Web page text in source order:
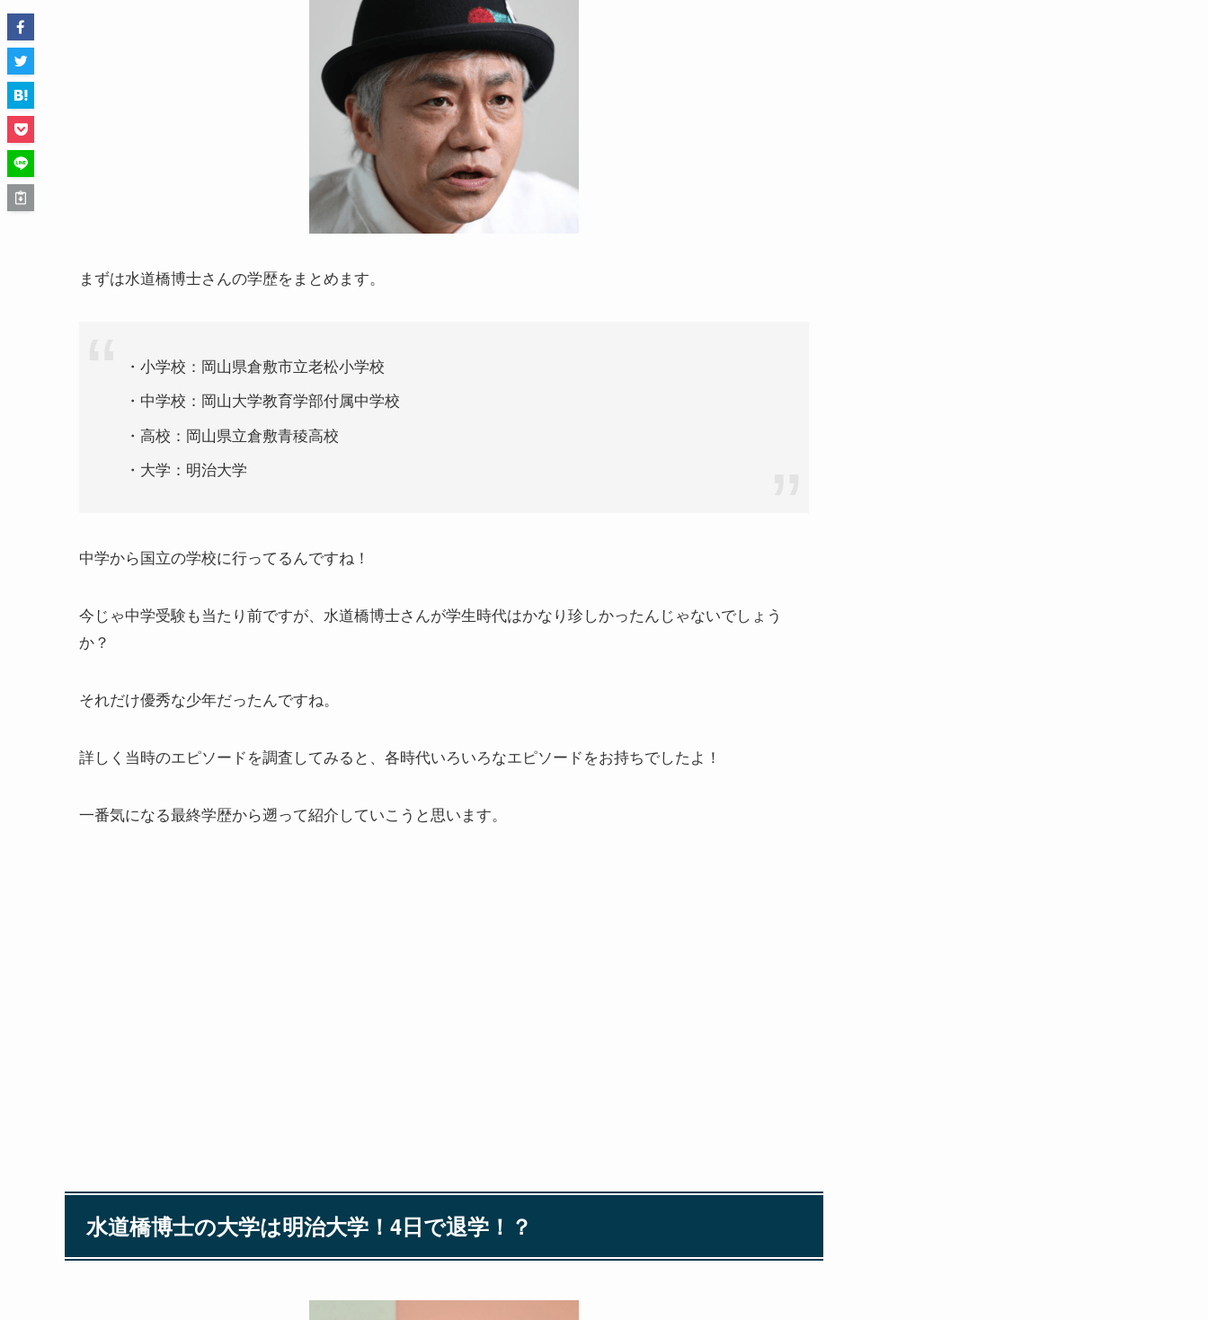
まずは水道橋博士さんの学歴をまとめます。
・小学校：岡山県倉敷市立老松小学校
・中学校：岡山大学教育学部付属中学校
・高校：岡山県立倉敷青稜高校
・大学：明治大学
中学から国立の学校に行ってるんですね！
今じゃ中学受験も当たり前ですが、水道橋博士さんが学生時代はかなり珍しかったんじゃないでしょう
か？
それだけ優秀な少年だったんですね。
詳しく当時のエピソードを調査してみると、各時代いろいろなエピソードをお持ちでしたよ！
一番気になる最終学歴から遡って紹介していこうと思います。
水道橋博士の大学は明治大学！4日で退学！？